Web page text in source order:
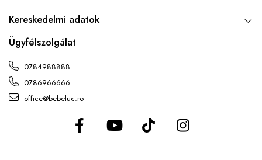
Kereskedelmi adatok
Ügyfélszolgálat
0784988888
0786966666
office@bebeluc.ro